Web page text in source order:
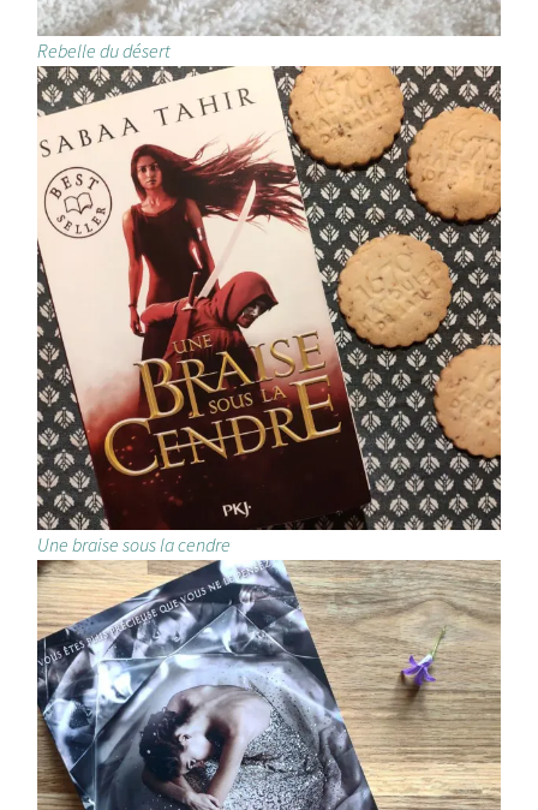
Rebelle du désert
Une braise sous la cendre